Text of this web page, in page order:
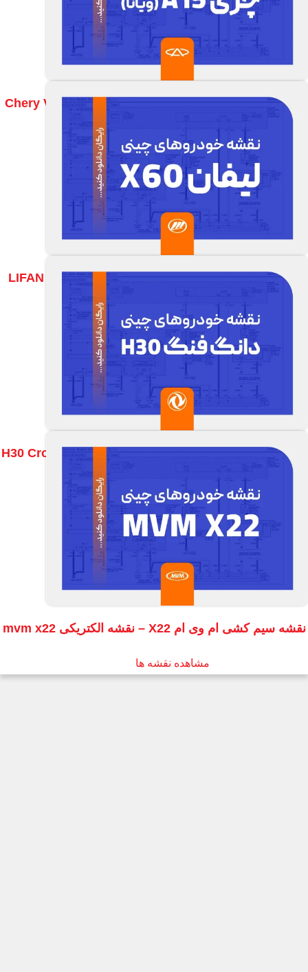
نقشه سیم کشی چری ویانا – نقشه الکتریکی Chery Viana
مشاهده نقشه ها
نقشه سیم کشی لیفان X60 – نقشه الکتریکی LIFAN X60
مشاهده نقشه ها
نقشه سیم کشی اچ 30 کراس – نقشه الکتریکی H30 Cross
مشاهده نقشه ها
نقشه سیم کشی ام وی ام X22 – نقشه الکتریکی mvm x22
مشاهده نقشه ها